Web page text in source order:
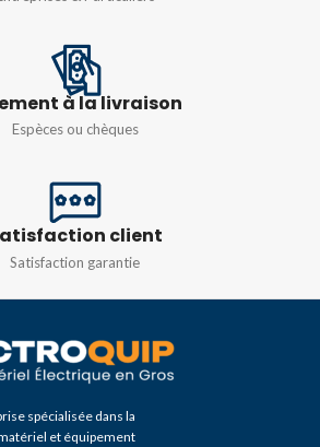
à la livraison
Espèces ou chèques
client
Satisfaction garantie
spécialisée dans la
et équipement